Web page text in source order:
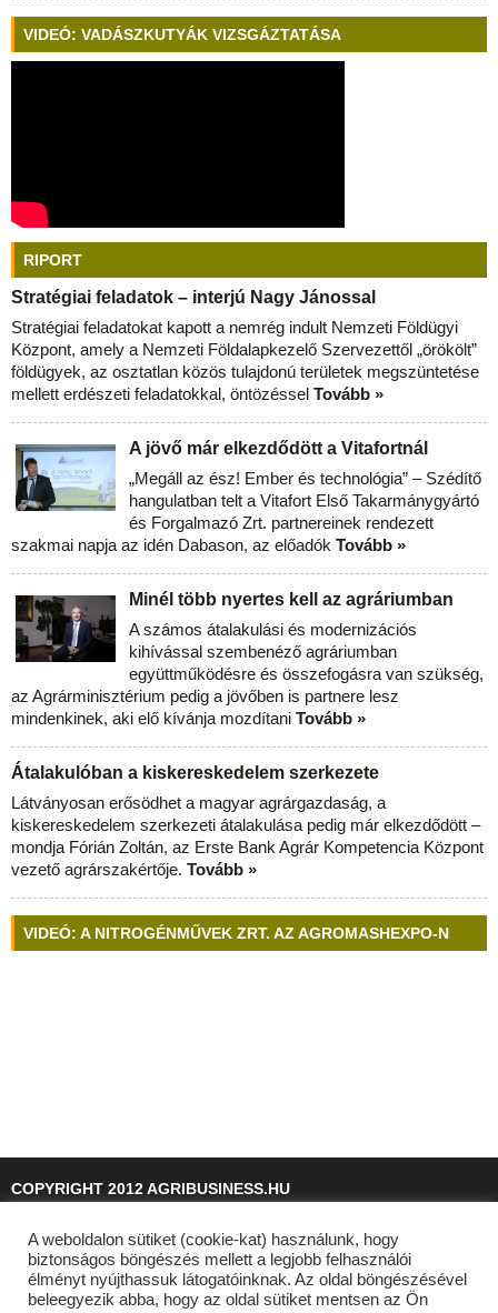
VIDEÓ: VADÁSZKUTYÁK VIZSGÁZTATÁSA
RIPORT
Stratégiai feladatok – interjú Nagy Jánossal
Stratégiai feladatokat kapott a nemrég indult Nemzeti Földügyi
Központ, amely a Nemzeti Földalapkezelő Szervezettől „örökölt”
földügyek, az osztatlan közös tulajdonú területek megszüntetése
mellett erdészeti feladatokkal, öntözéssel Tovább »
A jövő már elkezdődött a Vitafortnál
„Megáll az ész! Ember és technológia” – Szédítő
hangulatban telt a Vitafort Első Takarmánygyártó
és Forgalmazó Zrt. partnereinek rendezett
szakmai napja az idén Dabason, az előadók Tovább »
Minél több nyertes kell az agráriumban
A számos átalakulási és modernizációs
kihívással szembenéző agráriumban
együttműködésre és összefogásra van szükség,
az Agrárminisztérium pedig a jövőben is partnere lesz
mindenkinek, aki elő kívánja mozdítani Tovább »
Átalakulóban a kiskereskedelem szerkezete
Látványosan erősödhet a magyar agrárgazdaság, a
kiskereskedelem szerkezeti átalakulása pedig már elkezdődött –
mondja Fórián Zoltán, az Erste Bank Agrár Kompetencia Központ
vezető agrárszakértője. Tovább »
VIDEÓ: A NITROGÉNMŰVEK ZRT. AZ AGROMASHEXPO-N
COPYRIGHT 2012 AGRIBUSINESS.HU
© 2026agribusiness.hu
A weboldalon sütiket (cookie-kat) használunk, hogy
biztonságos böngészés mellett a legjobb felhasználói
élményt nyújthassuk látogatóinknak. Az oldal böngészésével
beleegyezik abba, hogy az oldal sütiket mentsen az Ön